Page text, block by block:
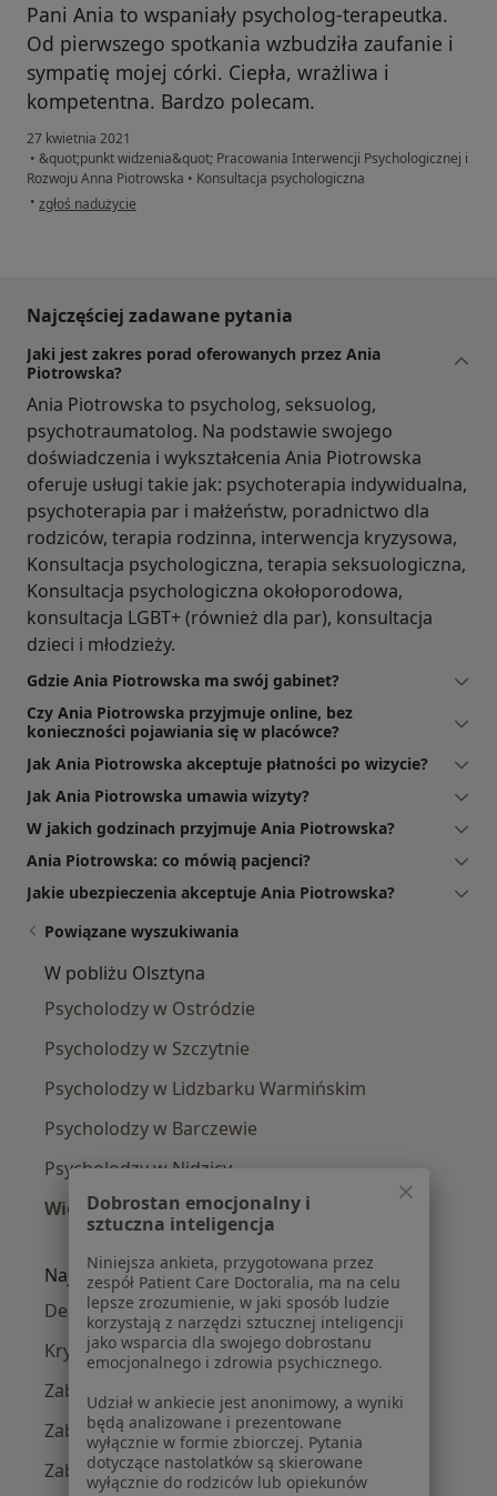
Pani Ania to wspaniały psycholog-terapeutka.
Od pierwszego spotkania wzbudziła zaufanie i
sympatię mojej córki. Ciepła, wrażliwa i
kompetentna. Bardzo polecam.
27 kwietnia 2021
• &quot;punkt widzenia&quot; Pracowania Interwencji Psychologicznej i
Rozwoju Anna Piotrowska • Konsultacja psychologiczna
• w opinii użytkownika Sabina
zgłoś nadużycie
Najczęściej zadawane pytania
Jaki jest zakres porad oferowanych przez Ania
Piotrowska?
Ania Piotrowska to psycholog, seksuolog,
psychotraumatolog. Na podstawie swojego
doświadczenia i wykształcenia Ania Piotrowska
oferuje usługi takie jak: psychoterapia indywidualna,
psychoterapia par i małżeństw, poradnictwo dla
rodziców, terapia rodzinna, interwencja kryzysowa,
Konsultacja psychologiczna, terapia seksuologiczna,
Konsultacja psychologiczna okołoporodowa,
konsultacja LGBT+ (również dla par), konsultacja
dzieci i młodzieży.
Gdzie Ania Piotrowska ma swój gabinet?
Czy Ania Piotrowska przyjmuje online, bez
konieczności pojawiania się w placówce?
Jak Ania Piotrowska akceptuje płatności po wizycie?
Jak Ania Piotrowska umawia wizyty?
W jakich godzinach przyjmuje Ania Piotrowska?
Ania Piotrowska: co mówią pacjenci?
Jakie ubezpieczenia akceptuje Ania Piotrowska?
Powiązane wyszukiwania
W pobliżu Olsztyna
Psycholodzy w Ostródzie
Psycholodzy w Szczytnie
Psycholodzy w Lidzbarku Warmińskim
Psycholodzy w Barczewie
Psycholodzy w Nidzicy
Więcej (2)
Więcej w kategorii: W pobliżu Olsztyna
Najczęście leczone choroby
Depresja w Olsztynie
Kryzys emocjonalny w Olsztynie
Zaburzenia emocjonalne w Olsztynie
Zaburzenia lękowe w Olsztynie
Zaburzenia nastroju w Olsztynie
Dobrostan emocjonalny i
sztuczna inteligencja
Niniejsza ankieta, przygotowana przez
zespół Patient Care Doctoralia, ma na celu
lepsze zrozumienie, w jaki sposób ludzie
korzystają z narzędzi sztucznej inteligencji
jako wsparcia dla swojego dobrostanu
emocjonalnego i zdrowia psychicznego.
Udział w ankiecie jest anonimowy, a wyniki
będą analizowane i prezentowane
wyłącznie w formie zbiorczej. Pytania
dotyczące nastolatków są skierowane
wyłącznie do rodziców lub opiekunów